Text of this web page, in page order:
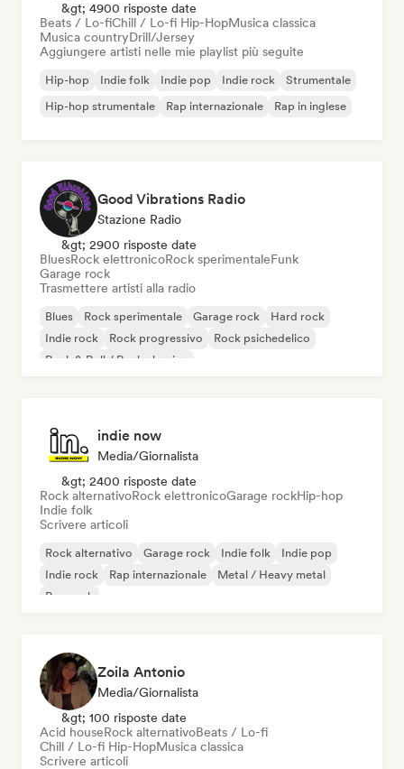
&gt; 4900 risposte date
Beats / Lo-fiChill / Lo-fi Hip-HopMusica classica
Musica countryDrill/Jersey
Aggiungere artisti nelle mie playlist più seguite
Hip-hop Indie folk Indie pop Indie rock
Strumentale
Hip-hop strumentale
Rap internazionale Rap in inglese
Good Vibrations Radio
Stazione Radio
&gt; 2900 risposte date
BluesRock elettronicoRock sperimentaleFunk
Garage rock
Trasmettere artisti alla radio
Blues Rock sperimentale Garage rock
Hard rock
Indie rock
Rock progressivo
Rock psichedelico
Rock & Roll / Rock classico
indie now
Media/Giornalista
&gt; 2400 risposte date
Rock alternativoRock elettronicoGarage rockHip-hop
Indie folk
Scrivere articoli
Rock alternativo Garage rock Indie folk
Indie pop
Indie rock
Rap internazionale
Metal / Heavy metal
Pop rock
Zoila Antonio
Media/Giornalista
&gt; 100 risposte date
Acid houseRock alternativoBeats / Lo-fi
Chill / Lo-fi Hip-HopMusica classica
Scrivere articoli